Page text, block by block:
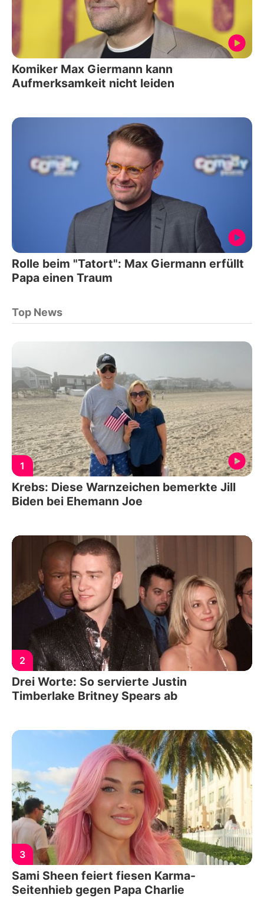
Komiker Max Giermann kann
Aufmerksamkeit nicht leiden
Rolle beim "Tatort": Max Giermann erfüllt
Papa einen Traum
Top News
1
Krebs: Diese Warnzeichen bemerkte Jill
Biden bei Ehemann Joe
2
Drei Worte: So servierte Justin
Timberlake Britney Spears ab
3
Sami Sheen feiert fiesen Karma-
Seitenhieb gegen Papa Charlie